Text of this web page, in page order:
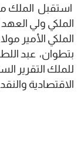
استقبل الملك
الملكي ولي
الملكي الأمير
بتطوان، عبد
للملك التقرير
الاقتصادية